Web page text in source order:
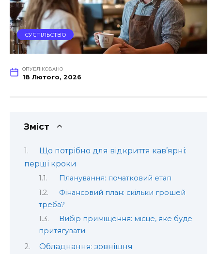
СУСПІЛЬСТВО
ОПУБЛІКОВАНО
18 Лютого, 2026
Зміст
Що потрібно для відкриття кав’ярні:
перші кроки
Планування: початковий етап
Фінансовий план: скільки грошей
треба?
Вибір приміщення: місце, яке буде
притягувати
Обладнання: зовнішня